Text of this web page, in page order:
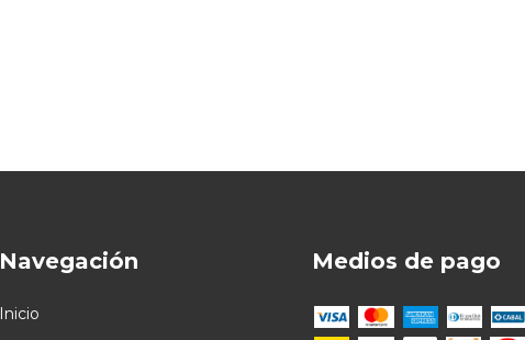
Navegación
Inicio
Medios de pago